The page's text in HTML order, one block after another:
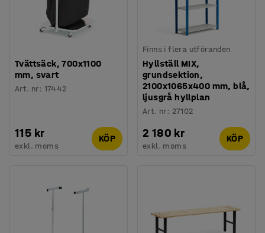
Tvättsäck, 700x1100
mm, svart
Art. nr: 17442
115 kr
exkl. moms
KÖP
Finns i flera utföranden
Hyllställ MIX,
grundsektion,
2100x1065x400 mm, blå,
ljusgrå hyllplan
Art. nr: 27102
2 180 kr
exkl. moms
KÖP